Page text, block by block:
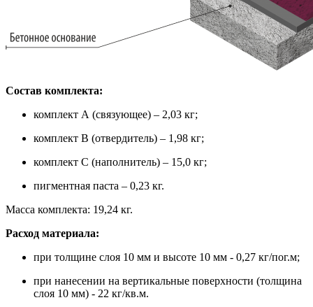
Состав комплекта:
комплект А (связующее) – 2,03 кг;
комплект В (отвердитель) – 1,98 кг;
комплект С (наполнитель) – 15,0 кг;
пигментная паста – 0,23 кг.
Масса комплекта: 19,24 кг.
Расход материала:
при толщине слоя 10 мм и высоте 10 мм - 0,27 кг/пог.м;
при нанесении на вертикальные поверхности (толщина
слоя 10 мм) - 22 кг/кв.м.